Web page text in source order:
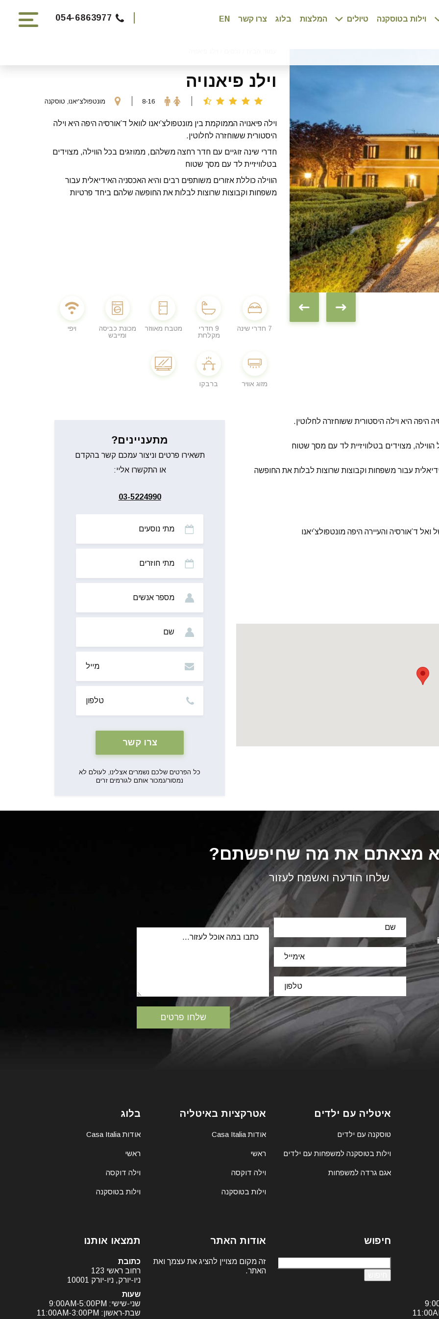
וילות בטוסקנה טיולים המלצות בלוג צרו קשר EN
054-6863977
וילנ פיאנויה
8-16 מונטפולצ'יאנו, טוסקנה
וילה פיאנויה הממוקמת בין מונטפולצ’יאנו לוואל ד’אורסיה היפה היא וילה
היסטורית ששוחזרה לחלוטין.
חדרי שינה זוגיים עם חדר רחצה משלהם, ממוזגים בכל הווילה, מצוידים
בטלוויזיית לד עם מסך שטוח
הווילה כוללת אזורים משותפים רבים והיא האכסניה האידיאלית עבור
משפחות וקבוצות שרוצות לבלות את החופשה שלהם ביחד פרטיות
7 חדרי שינה
9 חדרי
מקלחת
מטבח מאווזר
מכונת כביסה
ומייבש
ויפי
מזוג אוויר ברבקו
היפה היא וילה היסטורית ששוחזרה לחלוטין.
מצוידים בטלוויזיית לד עם מסך שטוח
עבור משפחות וקבוצות שרוצות לבלות את החופשה
ד’אורסיה והעיירה היפה מונטפולצ’יאנו
מתעניינים?
תשאירו פרטים וניצור עמכם קשר בהקדם
או התקשרו אליי:
03-5224990
נוסעים
חוזרים
אנשים
כל הפרטים שלכם נשמרים אצלינו, לעולם לא
נמסור/נמכור אותם לגורמים זרים
מצאתם את מה שחיפשתם?
שלחו הודעה ואשמח לעזור
איטליה עם ילדים
טוסקנה עם ילדים
וילות בטוסקנה למשפחות עם ילדים
אגם גרדה למשפחות
אטרקציות באיטליה
אודות Casa Italia
ראשי
וילה דוקסה
וילות בטוסקנה
בלוג
אודות Casa Italia
ראשי
וילה דוקסה
וילות בטוסקנה
חיפוש אודות האתר
זה מקום מצויין להציג את עצמך ואת
האתר.
תמצאו אותנו
כתובת
רחוב ראשי 123
ניו-יורק, ניו-יורק 10001
שעות
שני-שישי: 9:00AM-5:00PM
שבת-ראשון: 11:00AM-3:00PM